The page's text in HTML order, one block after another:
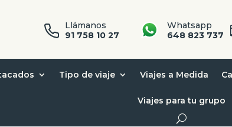
Llámanos
91 758 10 27
Whatsapp
648 823 737
Tipo de viaje Viajes a Medida
Viajes para tu grupo